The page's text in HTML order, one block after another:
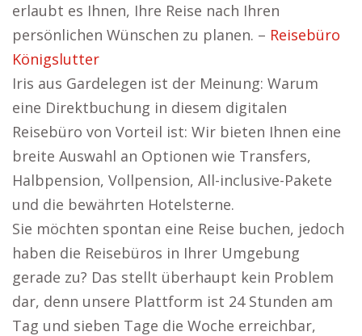
erlaubt es Ihnen, Ihre Reise nach Ihren
persönlichen Wünschen zu planen. – Reisebüro
Königslutter
Iris aus Gardelegen ist der Meinung: Warum
eine Direktbuchung in diesem digitalen
Reisebüro von Vorteil ist: Wir bieten Ihnen eine
breite Auswahl an Optionen wie Transfers,
Halbpension, Vollpension, All-inclusive-Pakete
und die bewährten Hotelsterne.
Sie möchten spontan eine Reise buchen, jedoch
haben die Reisebüros in Ihrer Umgebung
gerade zu? Das stellt überhaupt kein Problem
dar, denn unsere Plattform ist 24 Stunden am
Tag und sieben Tage die Woche erreichbar,